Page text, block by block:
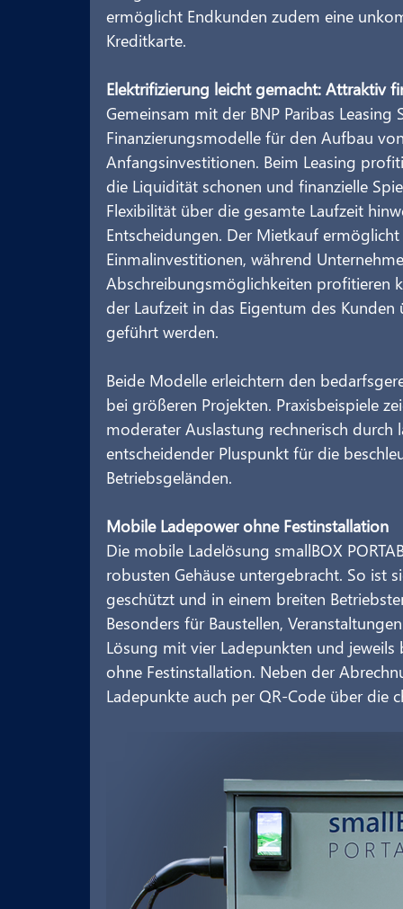
ermöglicht Endkunden zudem eine
Kreditkarte.
Elektrifizierung leicht gemacht: Attraktiv
Gemeinsam mit der BNP Paribas
Finanzierungsmodelle für den Aufbau
Anfangsinvestitionen. Beim Leasing
die Liquidität schonen und finanzielle
Flexibilität über die gesamte Laufzeit
Entscheidungen. Der Mietkauf
Einmalinvestitionen, während
Abschreibungsmöglichkeiten profitieren
der Laufzeit in das Eigentum des
geführt werden.
Beide Modelle erleichtern den
bei größeren Projekten. Praxisbeispiele
moderater Auslastung rechnerisch
entscheidender Pluspunkt für die
Betriebsgeländen.
Mobile Ladepower ohne Festinstallation
Die mobile Ladelösung smallBOX
robusten Gehäuse untergebracht. So ist
geschützt und in einem breiten
Besonders für Baustellen,
Lösung mit vier Ladepunkten und
ohne Festinstallation. Neben der
Ladepunkte auch per QR-Code über